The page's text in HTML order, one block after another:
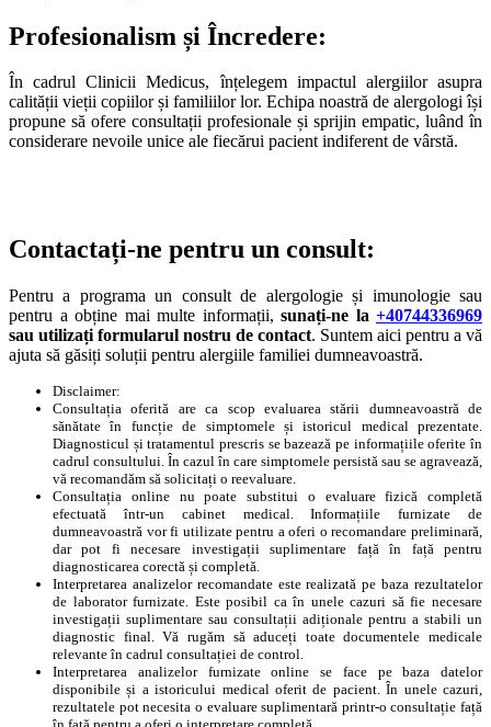
Profesionalism și Încredere:
În cadrul Clinicii Medicus, înțelegem impactul alergiilor asupra
calității vieții copiilor și familiilor lor. Echipa noastră de alergologi își
propune să ofere consultații profesionale și sprijin empatic, luând în
considerare nevoile unice ale fiecărui pacient indiferent de vârstă.
Contactați-ne pentru un consult:
Pentru a programa un consult de alergologie și imunologie sau
pentru a obține mai multe informații, sunați-ne la +40744336969
sau utilizați formularul nostru de contact. Suntem aici pentru a vă
ajuta să găsiți soluții pentru alergiile familiei dumneavoastră.
Disclaimer:
Consultația oferită are ca scop evaluarea stării dumneavoastră de
sănătate în funcție de simptomele și istoricul medical prezentate.
Diagnosticul și tratamentul prescris se bazează pe informațiile oferite în
cadrul consultului. În cazul în care simptomele persistă sau se agravează,
vă recomandăm să solicitați o reevaluare.
Consultația online nu poate substitui o evaluare fizică completă
efectuată într-un cabinet medical. Informațiile furnizate de
dumneavoastră vor fi utilizate pentru a oferi o recomandare preliminară,
dar pot fi necesare investigații suplimentare față în față pentru
diagnosticarea corectă și completă.
Interpretarea analizelor recomandate este realizată pe baza rezultatelor
de laborator furnizate. Este posibil ca în unele cazuri să fie necesare
investigații suplimentare sau consultații adiționale pentru a stabili un
diagnostic final. Vă rugăm să aduceți toate documentele medicale
relevante în cadrul consultației de control.
Interpretarea analizelor furnizate online se face pe baza datelor
disponibile și a istoricului medical oferit de pacient. În unele cazuri,
rezultatele pot necesita o evaluare suplimentară printr-o consultație față